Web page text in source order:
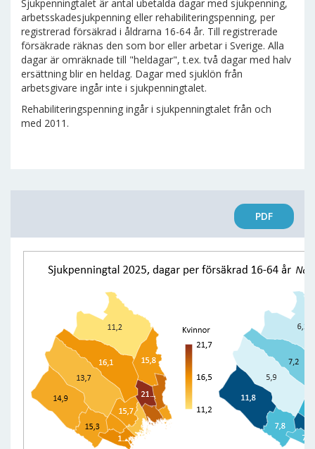
Sjukpenningtalet är antal ubetalda dagar med sjukpenning,
arbetsskadesjukpenning eller rehabiliteringspenning, per
registrerad försäkrad i åldrarna 16-64 år. Till registrerade
försäkrade räknas den som bor eller arbetar i Sverige. Alla
dagar är omräknade till "heldagar", t.ex. två dagar med halv
ersättning blir en heldag. Dagar med sjuklön från
arbetsgivare ingår inte i sjukpenningtalet.
Rehabiliteringspenning ingår i sjukpenningtalet från och
med 2011.
PDF